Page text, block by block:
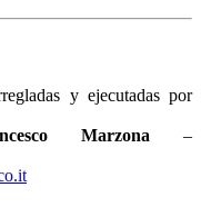
y ejecutadas por
Marzona –